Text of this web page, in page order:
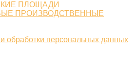
ПЛОЩАДИ
ПРОИЗВОДСТВЕННЫЕ
обработки персональных данных